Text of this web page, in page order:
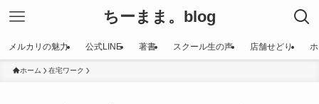
ちーまま。blog
メルカリの魅力 公式LINE 著書 スクール生の声 店舗せどり
ホーム 在宅ワーク